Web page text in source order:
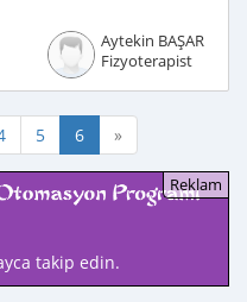
Aytekin BAŞAR
Fizyoterapist
5 6 »
takip edin.